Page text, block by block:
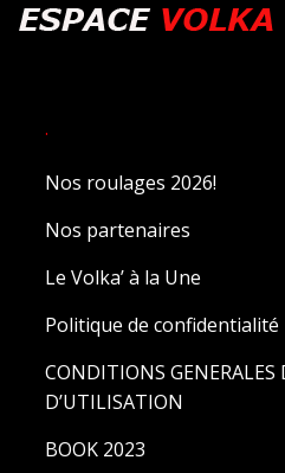
.
Nos roulages 2026!
Nos partenaires
Le Volka’ à la Une
Politique de confidentialité
CONDITIONS GENERALES
D’UTILISATION
BOOK 2023